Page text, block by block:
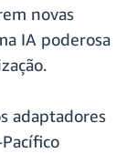
novas
IA poderosa
adaptadores